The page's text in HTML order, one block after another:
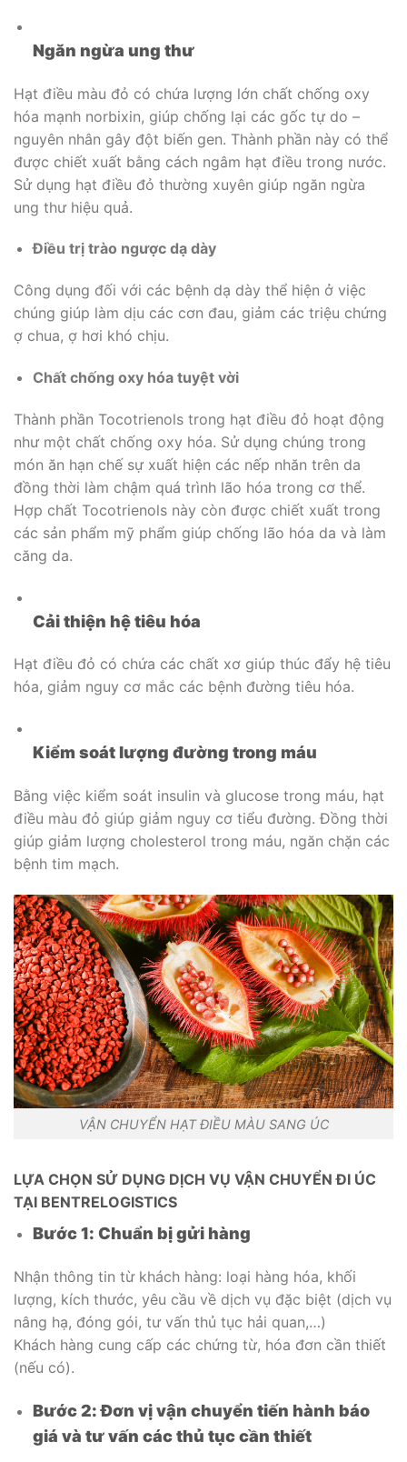
Ngăn ngừa ung thư
Hạt điều màu đỏ có chứa lượng lớn chất chống oxy
hóa mạnh norbixin, giúp chống lại các gốc tự do –
nguyên nhân gây đột biến gen. Thành phần này có thể
được chiết xuất bằng cách ngâm hạt điều trong nước.
Sử dụng hạt điều đỏ thường xuyên giúp ngăn ngừa
ung thư hiệu quả.
Điều trị trào ngược dạ dày
Công dụng đối với các bệnh dạ dày thể hiện ở việc
chúng giúp làm dịu các cơn đau, giảm các triệu chứng
ợ chua, ợ hơi khó chịu.
Chất chống oxy hóa tuyệt vời
Thành phần Tocotrienols trong hạt điều đỏ hoạt động
như một chất chống oxy hóa. Sử dụng chúng trong
món ăn hạn chế sự xuất hiện các nếp nhăn trên da
đồng thời làm chậm quá trình lão hóa trong cơ thể.
Hợp chất Tocotrienols này còn được chiết xuất trong
các sản phẩm mỹ phẩm giúp chống lão hóa da và làm
căng da.
Cải thiện hệ tiêu hóa
Hạt điều đỏ có chứa các chất xơ giúp thúc đẩy hệ tiêu
hóa, giảm nguy cơ mắc các bệnh đường tiêu hóa.
Kiểm soát lượng đường trong máu
Bằng việc kiểm soát insulin và glucose trong máu, hạt
điều màu đỏ giúp giảm nguy cơ tiểu đường. Đồng thời
giúp giảm lượng cholesterol trong máu, ngăn chặn các
bệnh tim mạch.
VẬN CHUYỂN HẠT ĐIỀU MÀU SANG ÚC
LỰA CHỌN SỬ DỤNG DỊCH VỤ VẬN CHUYỂN ĐI ÚC
TẠI BENTRELOGISTICS
Bước 1: Chuẩn bị gửi hàng
Nhận thông tin từ khách hàng: loại hàng hóa, khối
lượng, kích thước, yêu cầu về dịch vụ đặc biệt (dịch vụ
nâng hạ, đóng gói, tư vấn thủ tục hải quan,…)
Khách hàng cung cấp các chứng từ, hóa đơn cần thiết
(nếu có).
Bước 2: Đơn vị vận chuyển tiến hành báo
giá và tư vấn các thủ tục cần thiết